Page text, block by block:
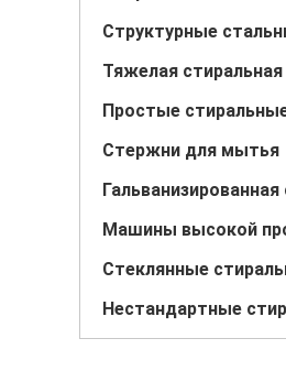
Тяжелая
Простые
Стержни для мытья
Машины высокой